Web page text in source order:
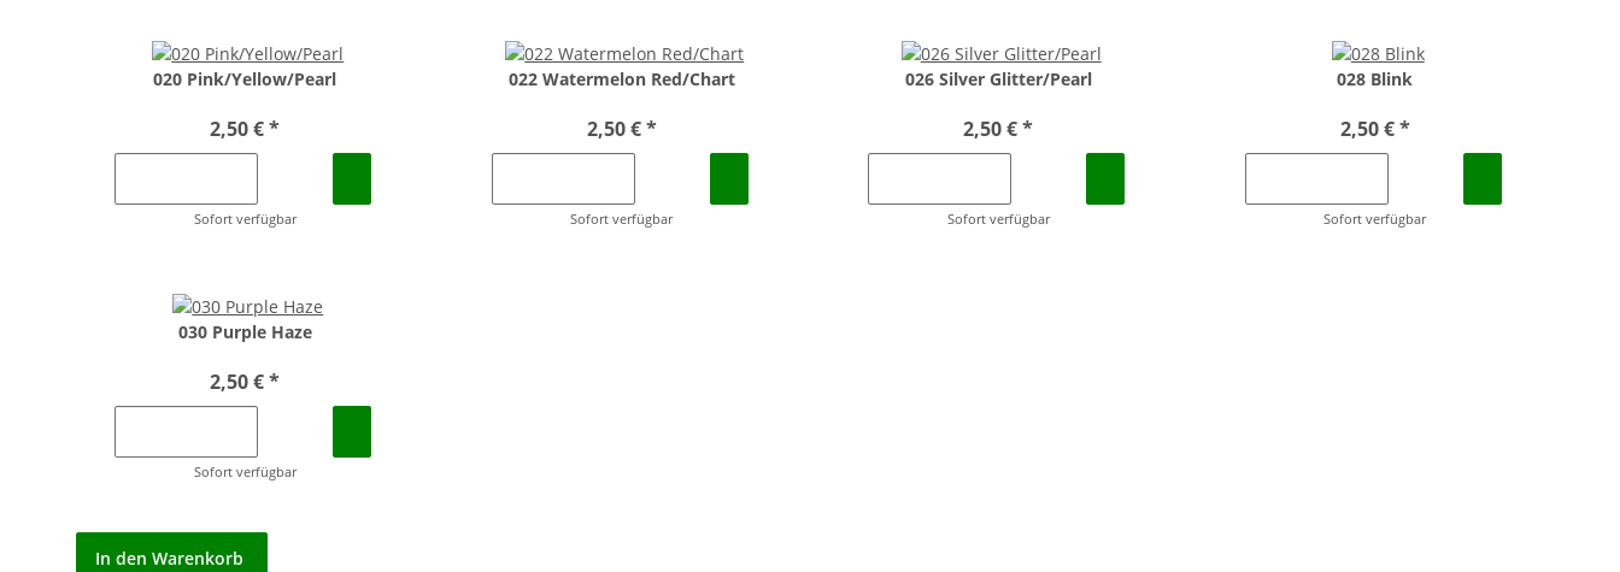
020 Pink/Yellow/Pearl
2,50 €*
Sofort verfügbar
022 Watermelon Red/Chart
2,50 €*
Sofort verfügbar
026 Silver Glitter/Pearl
2,50 €*
Sofort verfügbar
028 Blink
2,50 €*
Sofort verfügbar
030 Purple Haze
2,50 €*
Sofort verfügbar
In den Warenkorb